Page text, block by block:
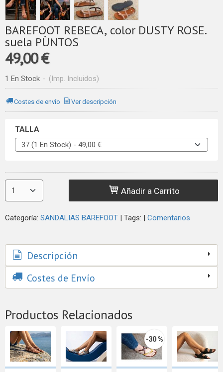
BAREFOOT REBECA, color DUSTY ROSE.
suela PÙNTOS
49,00 €
1 En Stock - (Imp. Incluidos)
Costes de envío Ver descripción
TALLA
Añadir a Carrito
Categoría: SANDALIAS BAREFOOT | Tags: | Comentarios
Descripción
Costes de Envío
Productos Relacionados
-30 %